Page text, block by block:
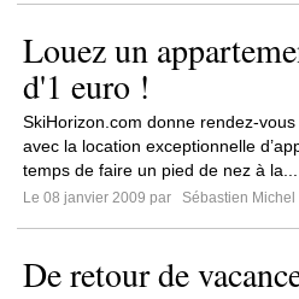
Louez un
d'1 euro !
SkiHorizon.com donne rendez-
avec la location exceptionnelle
temps de faire un pied de nez à la...
Le 08 janvier 2009 par
Sébastien Michel
De retour de